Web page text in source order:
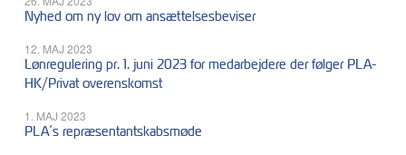
Nyhed om ny lov om ansættelsesbeviser
12. MAJ 2023
Lønregulering pr. 1. juni 2023 for medarbejdere der følger PLA-
HK/Privat overenskomst
1. MAJ 2023
PLA´s repræsentantskabsmøde